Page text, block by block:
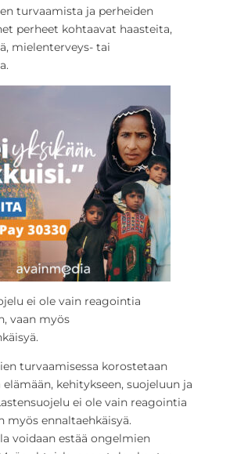
turvaamista ja perheiden
perheet kohtaavat haasteita,
mielenterveys- tai
ei ole vain reagointia
vaan myös
turvaamisessa korostetaan
kehitykseen, suojeluun ja
ei ole vain reagointia
myös ennaltaehkäisyä.
voidaan estää ongelmien